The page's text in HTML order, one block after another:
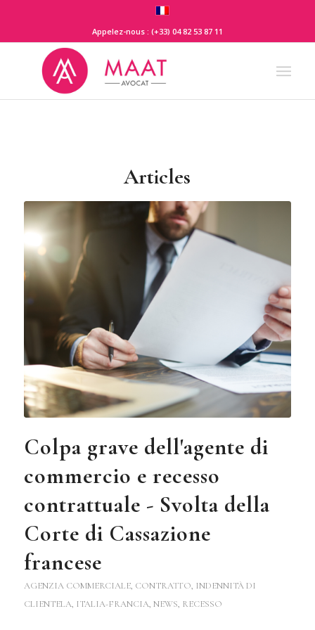
Appelez-nous : (+33) 04 82 53 87 11
Articles
Colpa grave dell'agente di
commercio e recesso
contrattuale - Svolta della
Corte di Cassazione
francese
AGENZIA COMMERCIALE, CONTRATTO, INDENNITÀ DI
CLIENTELA, ITALIA-FRANCIA, NEWS, RECESSO